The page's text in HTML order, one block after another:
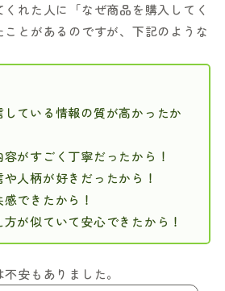
れた人に「なぜ商品を購入してく
とがあるのですが、下記のような
している情報の質が高かったか
容がすごく丁寧だったから！
人柄が好きだったから！
できたから！
が似ていて安心できたから！
安もありました。